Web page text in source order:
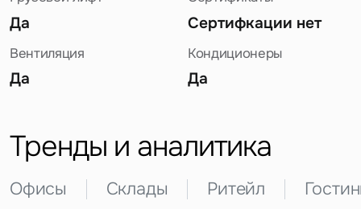
Да Сертифкации нет
Вентиляция
Да
Кондиционеры
Да
Тренды и аналитика
Офисы Склады Ритейл